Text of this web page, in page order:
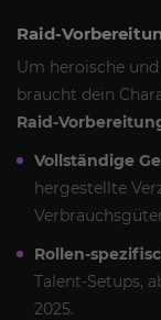
Raid-
Um heroische
braucht dein
Raid-
Vollständige
hergestellte
Rollen-
Talent-Setups,
2025.